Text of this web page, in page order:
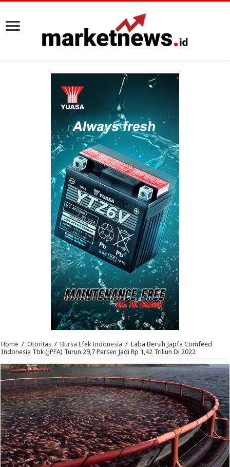
Home / Otoritas / Bursa Efek Indonesia / Laba Bersih Japfa Comfeed
Indonesia Tbk (JPFA) Turun 29,7 Persen Jadi Rp 1,42 Triliun Di 2022